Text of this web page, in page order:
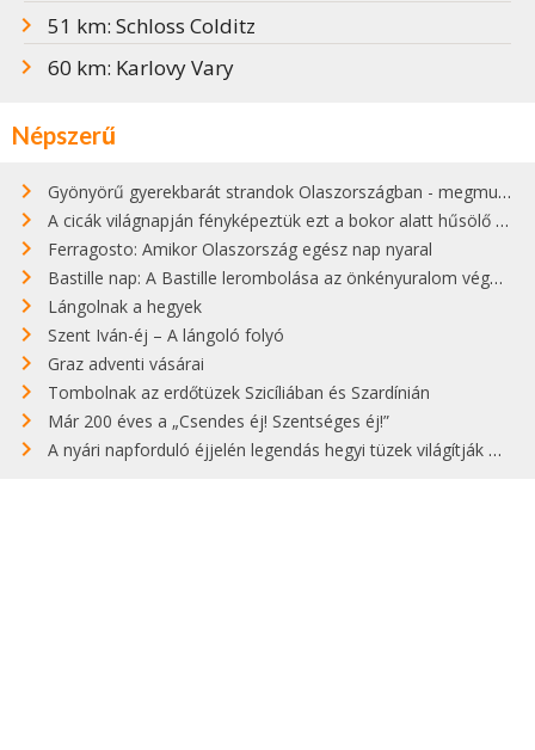
51 km: Schloss Colditz
60 km: Karlovy Vary
Népszerű
Gyönyörű gyerekbarát strandok Olaszországban - megmutatjuk a 15 legjobbat
A cicák világnapján fényképeztük ezt a bokor alatt hűsölő cicát Kisorosziban
Ferragosto: Amikor Olaszország egész nap nyaral
Bastille nap: A Bastille lerombolása az önkényuralom végét jelentette
Lángolnak a hegyek
Szent Iván-éj – A lángoló folyó
Graz adventi vásárai
Tombolnak az erdőtüzek Szicíliában és Szardínián
Már 200 éves a „Csendes éj! Szentséges éj!”
A nyári napforduló éjjelén legendás hegyi tüzek világítják meg Zugspitzét